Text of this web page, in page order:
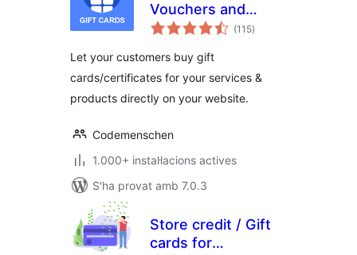
Vouchers and
Packages)
Supported)
(115puntuacions
totals
)
Let your customers buy gift
cards/certificates for your services &
products directly on your website.
Codemenschen
1.000+ instal·lacions actives
S'ha provat amb 7.0.3
Store credit / Gift
cards for